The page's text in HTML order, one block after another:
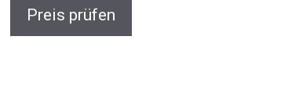
Preis prüfen